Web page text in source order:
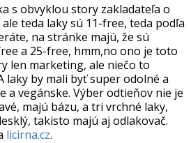
s obvyklou story zakladateľa o
teda laky sú 11-free, teda podľa
na stránke majú, že sú
a 25-free, hmm,no ono je toto
len marketing, ale niečo to
laky by mali byť super odolné a
a vegánske. Výber odtieňov nie je
majú bázu, a tri vrchné laky,
takisto majú aj odlakovač.
licirna.cz.